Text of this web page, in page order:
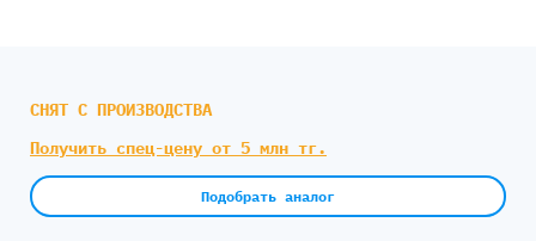
СНЯТ С ПРОИЗВОДСТВА
Получить спец-цену от 5 млн тг.
Подобрать аналог